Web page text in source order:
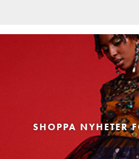
SHOPPA NYHETER